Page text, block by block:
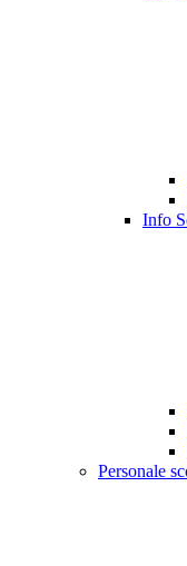
Info
Personale